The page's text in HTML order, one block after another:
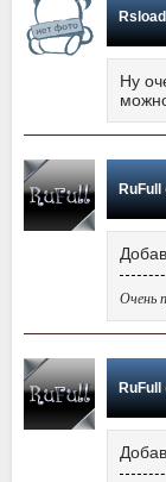
Ну
RuFull
Очень
RuFull